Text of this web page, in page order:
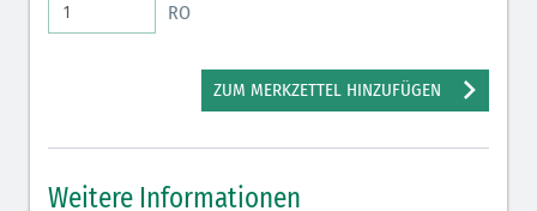
Antiarrhythmika (rot-blau)
Elektrolyte (grün-pink)
Elektrolyte NaCl (grün)
RO
ZUM MERKZETTEL HINZUFÜGEN
Weitere Informationen